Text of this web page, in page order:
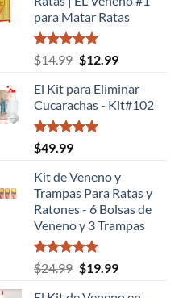
para Matar Ratas
Valorado
con
de 5
$14.99 El
original
era:
$14.99.
$12.99El
actual
es:
El Kit para Eliminar
Cucarachas - Kit#102
Valorado
con
de 5
$49.99
Kit de Veneno y
Trampas Para Ratas y
Ratones - 6 Bolsas de
Veneno y 3 Trampas
Valorado
con
de 5
$24.99 El
$19.99El